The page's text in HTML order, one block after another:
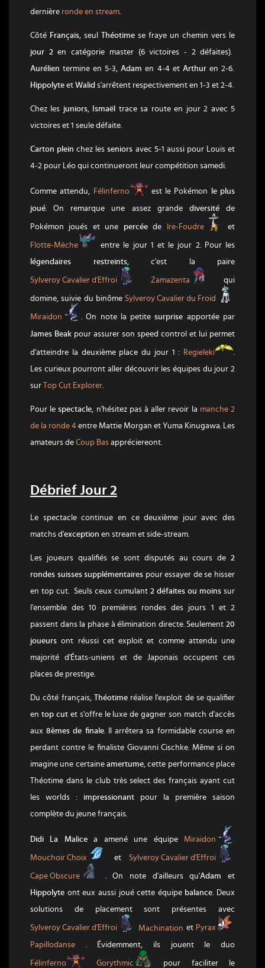
dernière ronde en stream.
Côté Français, seul Théotime se fraye un chemin vers le
jour 2en catégorie master (6 victoires - 2 défaites).
Aurélien termine en 5-3,Adam en 4-4 et Arthuren 2-6.
Hippolyte et Walid s'arrêtent respectivement en 1-3 et 2-4.
Chez les juniors, Ismaël
trace sa route en jour 2 avec 5
victoires et 1 seule défaite.
Carton pleinchez les seniors avec 5-1 aussi pour Louis et
4-2 pour Léo qui continueront leur compétition samedi.
Comme attendu, Félinferno Félinferno
est le Pokémon
le plus
joué . On remarque une assez grande diversitéde
Pokémon joués et une percéede Ire-Foudre Ire-Foudre
et
Flotte-Mèche Flotte-Mèche
entre le jour 1 et le jour 2. Pour les
légendaires restreints, c'est la paire
Sylveroy Cavalier d'Effroi Sylveroy Cavalier d'Effroi
Zamazenta Zamazenta
qui
domine, suivie du binôme Sylveroy Cavalier du Froid
Miraidon Miraidon
. On note la petitesurprise apportée par
James Beak pour assurer son speed control et lui permet
d'atteindre la deuxième place du jour 1 : Regieleki
Les curieux pourront aller découvrir les équipes du jour 2
sur Top Cut Explorer
Pour lespectacle , n'hésitez pas à aller revoir la manche 2
de la ronde 4 entre Mattie Morgan et Yuma Kinugawa. Les
amateurs de Coup Bas appréciereont.
Débrief Jour 2
Le spectacle continue en ce deuxième jour avec des
matchs d'exception en stream et side-stream.
Les joueurs qualifiés se sont disputés au cours de 2
rondes suisses supplémentaires pour essayer de se hisser
en top cut. Seuls ceux cumulant 2 défaites ou moins sur
l'ensemble des 10 premières rondes des jours 1 et 2
passent dans la phase à élimination directe. Seulement 20
joueurs ont réussi cet exploit et comme attendu une
majorité d'États-uniens et de Japonais occupent ces
places de prestige.
Du côté français, Théotimeréalise l'exploit de se qualifier
en top cutet s'offre le luxe de gagner son match d'accès
aux8èmes de finale. Il arrêtera sa formidable course en
perdant contre le finaliste Giovanni Cischke. Même si on
imagine une certaine amertume , cette performance place
Théotime dans le club très select des français ayant cut
les worlds : impressionant pour la première saison
complète du jeune français.
Didi La Malicea amené une équipe Miraidon
Mouchoir Choix Mouchoir Choix
et Sylveroy Cavalier d'Effroi
Cape Obscure Cape Obscure
. On note d'ailleurs qu'Adam et
Hippolyte ont eux aussi joué cette équipe balance. Deux
solutions de placement sont présentes avec
Sylveroy Cavalier d'Effroi Sylveroy Cavalier d'Effroi
Machination et Pyrax
Papillodanse . Évidemment, ils jouent le duo
Félinferno Félinferno
Gorythmic Gorythmic
pour faciliter le